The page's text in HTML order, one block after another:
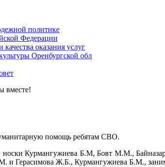
политике
Федерации
оказания услуг
Оренбургской обл
вместе!
помощь ребятам СВО.
носки Курмангужиева Б.М, Бовт М.М.,
и Герасимова Ж.Б., Курмангужиева Б.М.,